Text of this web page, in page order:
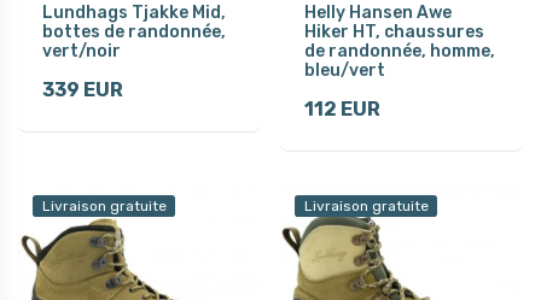
Lundhags Tjakke Mid,
bottes de randonnée,
vert/noir
339 EUR
Helly Hansen Awe
Hiker HT, chaussures
de randonnée, homme,
bleu/vert
112 EUR
Livraison gratuite Livraison gratuite